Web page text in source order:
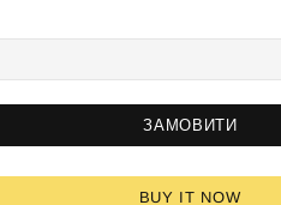
ЗАМОВИТИ
BUY IT NOW